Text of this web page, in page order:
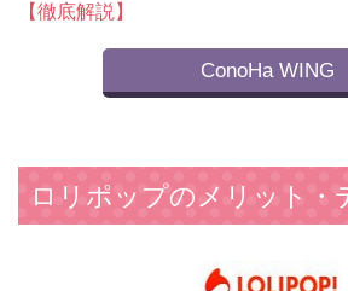
【徹底解説】
ConoHa WING
ロリポップのメリット・